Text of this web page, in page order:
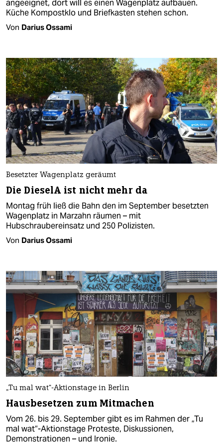
angeeignet, dort will es einen Wagenplatz aufbauen.
Küche Kompostklo und Briefkasten stehen schon.
Von Darius Ossami
Besetzter Wagenplatz geräumt
Die DieselA ist nicht mehr da
Montag früh ließ die Bahn den im September besetzten
Wagenplatz in Marzahn räumen – mit
Hubschraubereinsatz und 250 Polizisten.
Von Darius Ossami
„Tu mal wat“-Aktionstage in Berlin
Hausbesetzen zum Mitmachen
Vom 26. bis 29. September gibt es im Rahmen der „Tu
mal wat“-Aktionstage Proteste, Diskussionen,
Demonstrationen – und Ironie.